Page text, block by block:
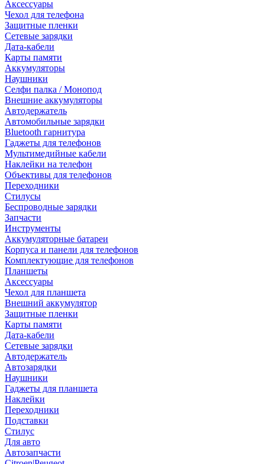
Аксессуары
Чехол для телефона
Защитные пленки
Сетевые зарядки
Дата-кабели
Карты памяти
Аккумуляторы
Наушники
Селфи палка / Монопод
Внешние аккумуляторы
Автодержатель
Автомобильные зарядки
Bluetooth гарнитура
Гаджеты для телефонов
Мультимедийные кабели
Наклейки на телефон
Объективы для телефонов
Переходники
Стилусы
Беспроводные зарядки
Запчасти
Инструменты
Аккумуляторные батареи
Корпуса и панели для телефонов
Комплектующие для телефонов
Планшеты
Аксессуары
Чехол для планшета
Внешний аккумулятор
Защитные пленки
Карты памяти
Дата-кабели
Сетевые зарядки
Автодержатель
Автозарядки
Наушники
Гаджеты для планшета
Наклейки
Переходники
Подставки
Стилус
Для авто
Автозапчасти